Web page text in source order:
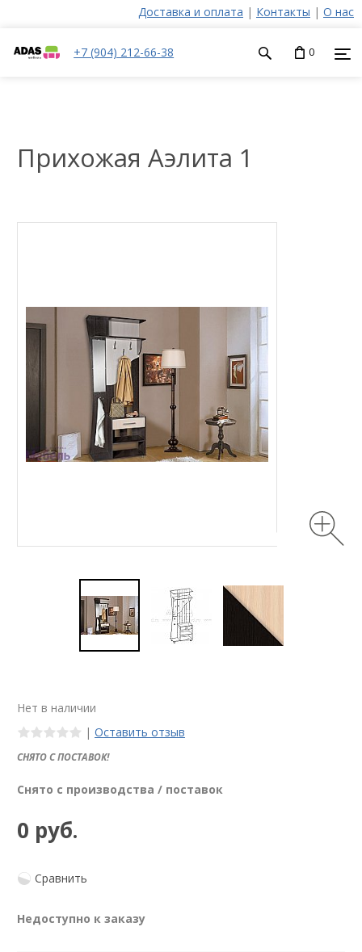
Доставка и оплата | Контакты | О нас
+7 (904) 212-66-38 0
Прихожая Аэлита 1
Нет в наличии
| Оставить отзыв
СНЯТО С ПОСТАВОК!
Снято с производства / поставок
0 руб.
Сравнить
Недоступно к заказу